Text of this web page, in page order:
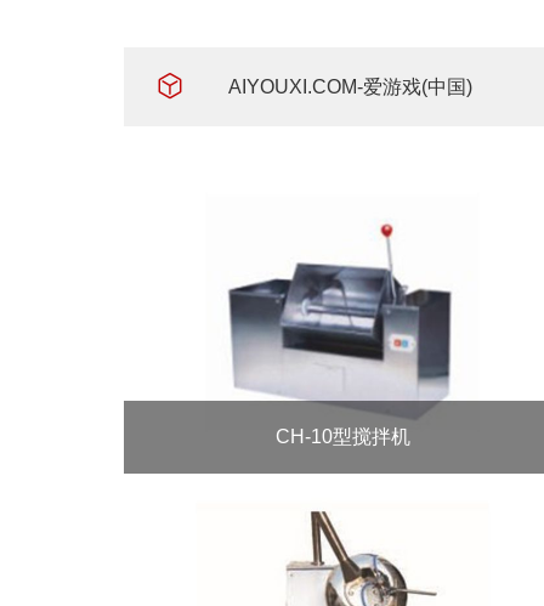
AIYOUXI.COM-爱游戏(中国)
CH-10型搅拌机